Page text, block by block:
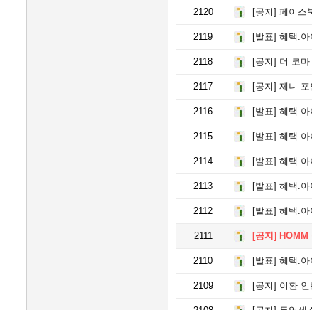
2120 [공지] 페이스
2119 [발표] 혜택.아
2118 [공지] 더 코
2117 [공지] 제니
2116 [발표] 혜택.아
2115 [발표] 혜택.아
2114 [발표] 혜택.아
2113 [발표] 혜택.아
2112 [발표] 혜택.아
2111 [공지] HOMM
2110 [발표] 혜택.아
2109 [공지] 이환